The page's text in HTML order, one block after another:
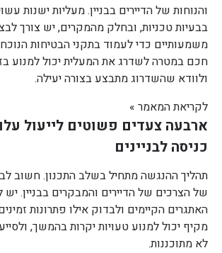
והנוחות של הדיירים בבניין. מעליות ישנות
בבעיות טכניות, ובחלק מהמקרים, יש צורך
משמעותיים כדי לעמוד בתקני הבטיחות
חכם במטרה לשדרג את המעלית יכול למנוע
ולוודא שהשדרוג מתבצע בצורה יעילה.
לקריאת המאמר »
ארבעה צעדים פשוטים לייעול
כניסה לבניינים
תהליך ההנגשה מתחיל בשלב התכנון. חשוב
של הצרכים של הדיירים והמבקרים בבניין. יש
האתגרים הקיימים ולבדוק אילו פתרונות
מקיף יכול למנוע טעויות יקרות בהמשך,
לא מתוכננות.